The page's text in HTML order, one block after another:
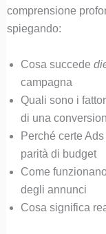
comprensione
spiegando:
Cosa succede
campagna
Quali sono i
di una
Perché certe
parità di budget
Come
degli annunci
Cosa significa